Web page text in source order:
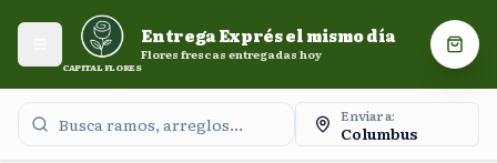
Entrega Exprés el mismo día. Flores frescas entregadas
Abrir menú
CAPITAL FLORES
Entrega Exprés el mismo día
Flores frescas entregadas hoy
Enviar a:
Columbus